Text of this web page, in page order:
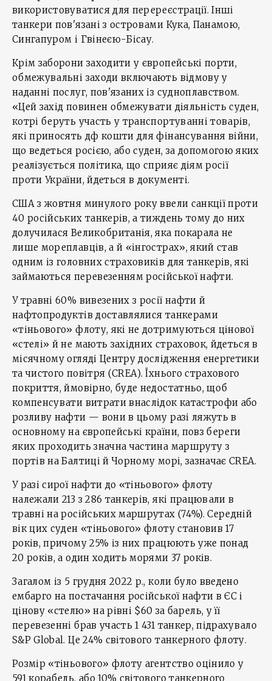
використовуватися для перереєстрації. Інші
танкери пов'язані з островами Кука, Панамою,
Сингапуром і Гвінеєю-Бісау.
Крім заборони заходити у європейські порти,
обмежувальні заходи включають відмову у
наданні послуг, пов'язаних із судноплавством.
«Цей захід повинен обмежувати діяльність суден,
котрі беруть участь у транспортуванні товарів,
які приносять дф кошти для фінансування війни,
що ведеться росією, або суден, за допомогою яких
реалізується політика, що сприяє діям росії
проти України, йдеться в документі.
США з жовтня минулого року ввели санкції проти
40 російських танкерів, а тиждень тому до них
долучилася Великобританія, яка покарала не
лише мореплавців, а й «інгострах», який став
одним із головних страховиків для танкерів, які
займаються перевезенням російської нафти.
У травні 60% вивезених з росії нафти й
нафтопродуктів доставлялися танкерами
«тіньового» флоту, які не дотримуються цінової
«стелі» й не мають західних страховок, йдеться в
місячному огляді Центру дослідження енергетики
та чистого повітря (CREA). Їхнього страхового
покриття, ймовірно, буде недостатньо, щоб
компенсувати витрати внаслідок катастрофи або
розливу нафти — вони в цьому разі ляжуть в
основному на європейські країни, повз береги
яких проходить значна частина маршруту з
портів на Балтиці й Чорному морі, зазначає CREA.
У разі сирої нафти до «тіньового» флоту
належали 213 з 286 танкерів, які працювали в
травні на російських маршрутах (74%). Середній
вік цих суден «тіньового» флоту становив 17
років, причому 25% із них працюють уже понад
20 років, а один ходить морями 37 років.
Загалом із 5 грудня 2022 р., коли було введено
ембарго на постачання російської нафти в ЄС і
цінову «стелю» на рівні $60 за барель, у її
перевезенні брав участь 1 431 танкер, підрахувало
S&P Global. Це 24% світового танкерного флоту.
Розмір «тіньового» флоту агентство оцінило у
591 корабель, або 10% світового танкерного